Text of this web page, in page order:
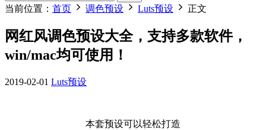
当前位置： 首页 调色预设 Luts预设 正文
网红风调色预设大全，支持多款软件，
win/mac均可使用！
2019-02-01 Luts预设
本套预设可以轻松打造